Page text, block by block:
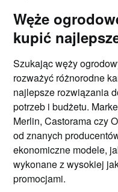
Węże
kupić
Szukając węży
rozważyć różnorodne
najlepsze rozwiązania
potrzeb i budżetu.
Merlin, Castorama czy
od znanych
ekonomiczne modele,
wykonane z wysokiej
promocjami.